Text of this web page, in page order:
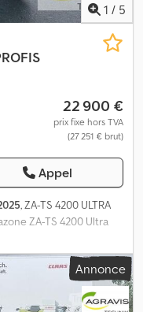
1 / 5
22 900 €
prix fixe hors TVA
(27 251 € brut)
Appel
, ZA-TS 4200 ULTRA
ZA-TS 4200 Ultra
de pesée Profis
d’épandage ZA-TS
sans
sécurité ZA-TS Arbre
friction, 910 mm
Annonce